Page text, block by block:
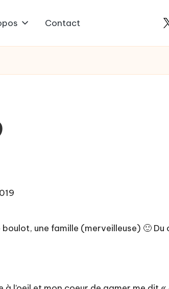
Contact X
une famille (merveilleuse) 🙂